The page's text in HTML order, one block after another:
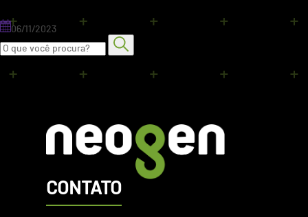
06/11/2023
CONTATO